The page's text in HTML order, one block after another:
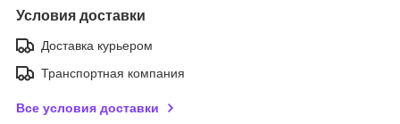
Условия доставки
Доставка курьером
Транспортная компания
Все условия доставки